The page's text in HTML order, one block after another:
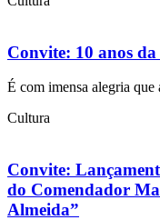
Convite: 10 anos
É com imensa alegria
Cultura
Convite:
do Comendador
Almeida”